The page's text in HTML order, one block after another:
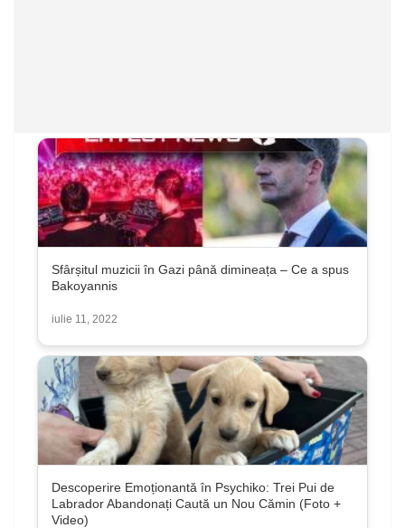
Sfârșitul muzicii în Gazi până dimineața – Ce a spus
Bakoyannis
iulie 11, 2022
Descoperire Emoționantă în Psychiko: Trei Pui de
Labrador Abandonați Caută un Nou Cămin (Foto +
Video)